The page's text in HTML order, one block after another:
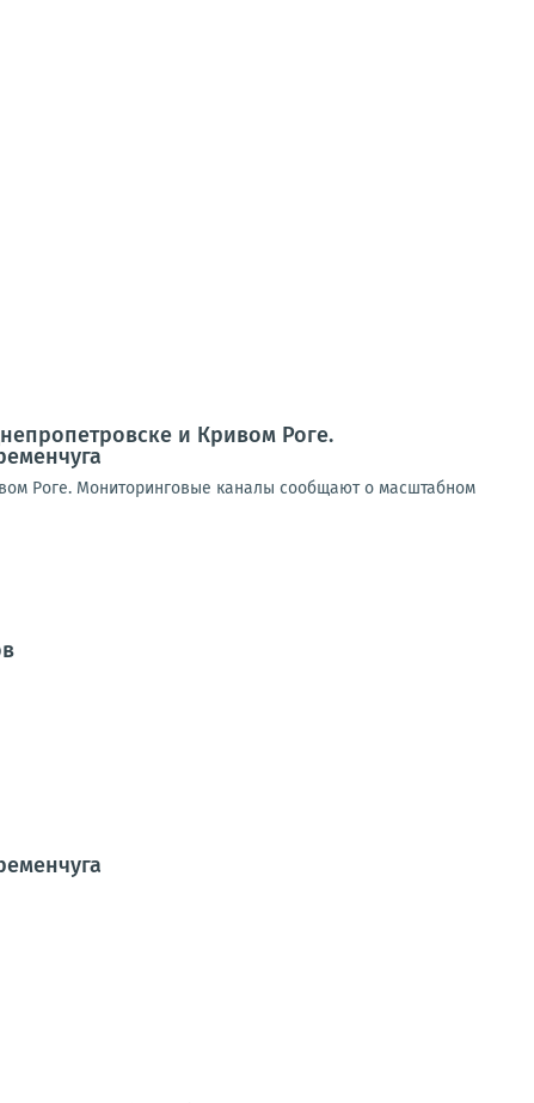
и Кривом Роге.
Роге. Мониторинговые каналы сообщают о масштабном